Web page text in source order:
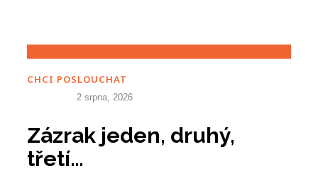
CHCI POSLOUCHAT
2 srpna, 2026
Zázrak jeden, druhý,
třetí…